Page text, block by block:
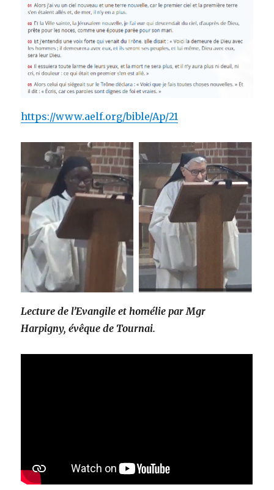
https://www.aelf.org/bible/Ap/21
Lecture de l’Evangile et homélie par Mgr
Harpigny, évêque de Tournai.